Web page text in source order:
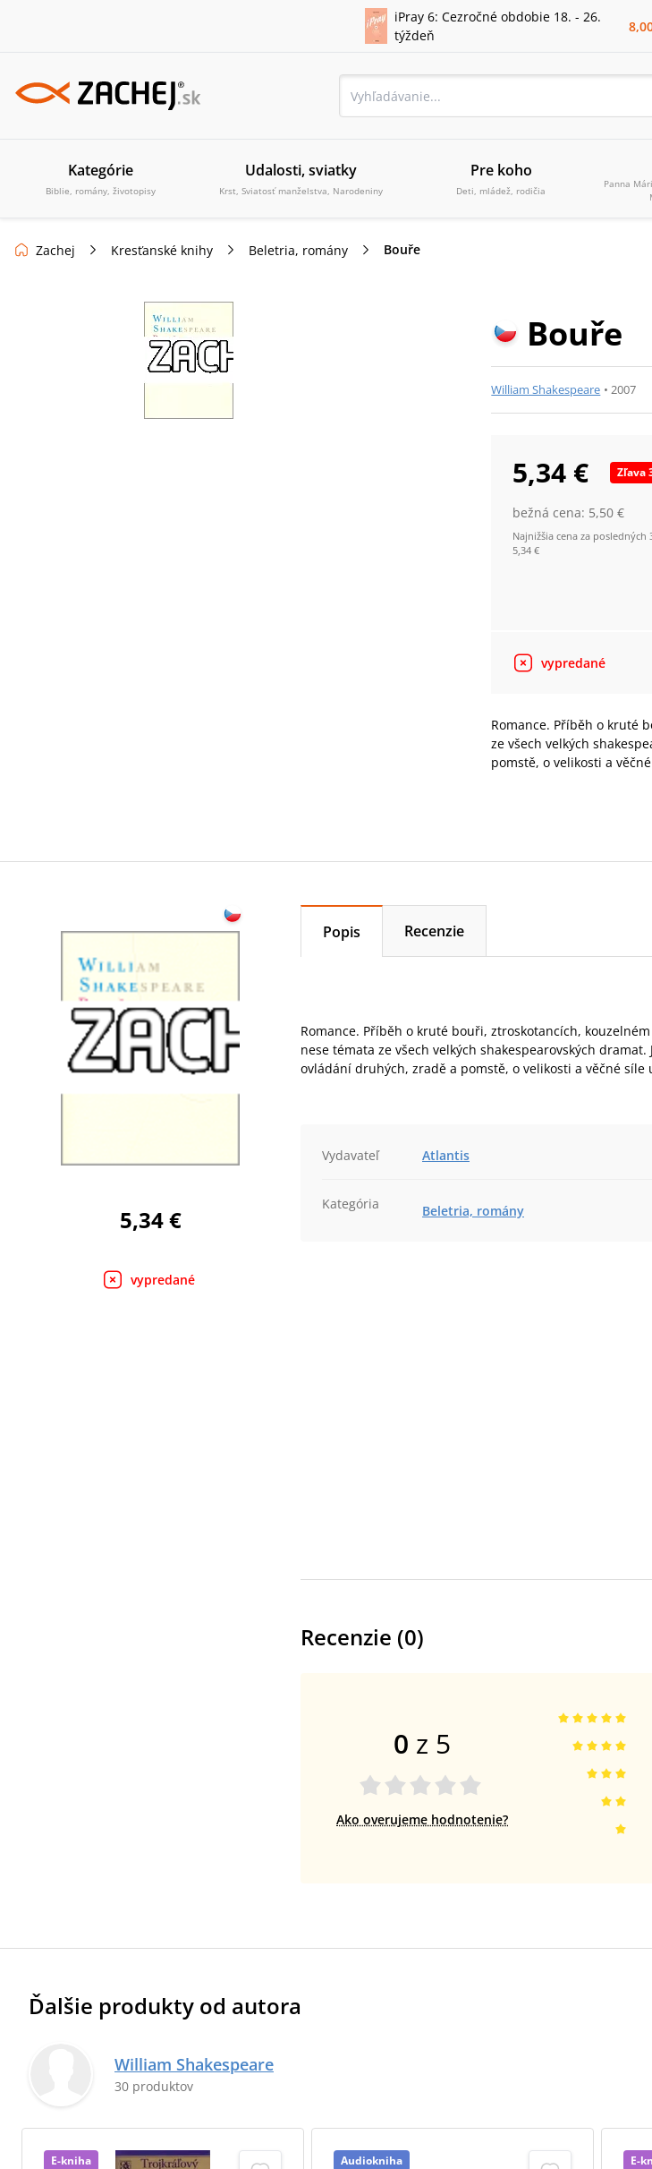
iPray 6: Cezročné obdobie 18. - 26.
týždeň
Kategórie
Biblie, romány, životopisy
Udalosti, sviatky
Krst, Sviatosť manželstva, Narodeniny
Pre koho
Deti, mládež, rodičia
Panna
Zachej Kresťanské knihy Beletria, romány Bouře
Bouře
William Shakespeare •2007
5,34 € Zľava
bežná cena: 5,50 €
Najnižšia cena za
5,34 €
vypredané
Romance. Příběh o kruté
ze všech velkých
pomstě, o velikosti a
5,34 €
vypredané
Popis Recenzie
Romance. Příběh o kruté bouři, ztroskotancích,
nese témata ze všech velkých shakespearovských
ovládání druhých, zradě a pomstě, o velikosti a věčné
Vydavateľ Atlantis
Kategória Beletria, romány
Recenzie (0)
0 z 5
Ako overujeme hodnotenie?
Ďalšie produkty od autora
William Shakespeare
30 produktov
E-kniha Audiokniha E-
5% zľavana
Odoslať kupón na